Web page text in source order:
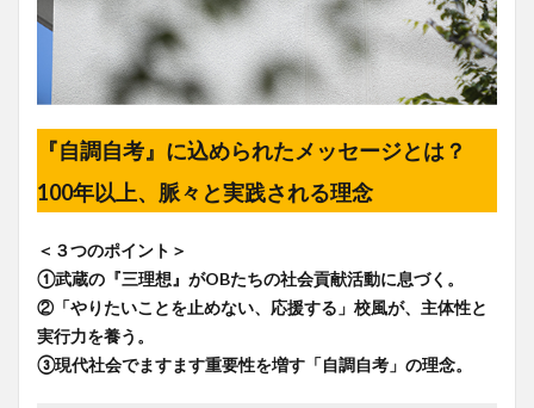
『自調自考』に込められたメッセージとは？
100年以上、脈々と実践される理念
＜３つのポイント＞
①武蔵の『三理想』がOBたちの社会貢献活動に息づく。
②「やりたいことを止めない、応援する」校風が、主体性と
実行力を養う。
③現代社会でますます重要性を増す「自調自考」の理念。